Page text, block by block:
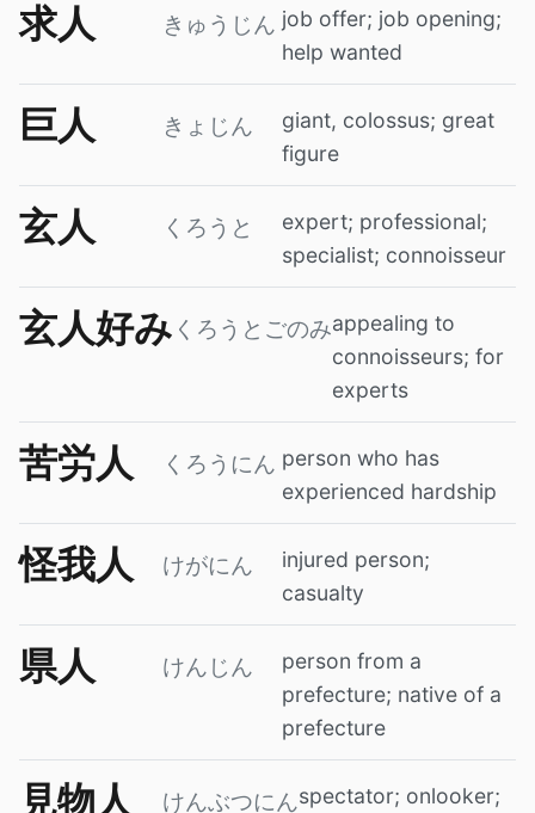
求人 きゅうじん job offer; job opening;
help wanted
巨人 きょじん
giant, colossus; great
figure
玄人 くろうと
expert; professional;
specialist; connoisseur
玄人好み くろうとごのみappealing to
connoisseurs; for
experts
苦労人 くろうにん person who has
experienced hardship
怪我人 けがにん
injured person;
casualty
県人 けんじん
person from a
prefecture; native of a
prefecture
見物人 けんぶつにんspectator; onlooker;